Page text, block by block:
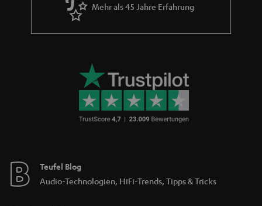
Mehr als 45 Jahre Erfahrung
Teufel Blog
Audio-Technologien, HiFi-Trends, Tipps & Tricks